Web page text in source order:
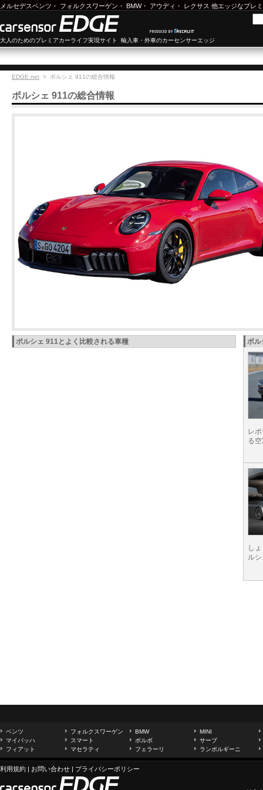
メルセデスベンツ ・ フォルクスワーゲン ・ BMW・ アウディ ・ レクサス 他エッジなプレ
大人のためのプレミアカーライフ実現サイト 輸入車・外車のカーセンサーエッジ
EDGE.net > ポルシェ 911の総合情報
ポルシェ 911の総合情報
ポルシェ 911とよく比較される車種 ポル
レ
る
し
ル
ベンツ フォルクスワーゲン BMW
MINI
マイバッハ
スマート ボルボ
サーブ
フィアット
マセラティ フェラーリ ランボルギーニ
利用規約 | お問い合わせ | プライバシーポリシー